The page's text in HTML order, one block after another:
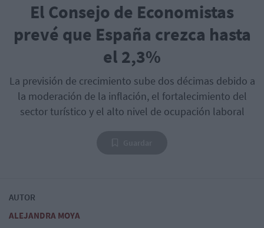
El Consejo de Economistas
prevé que España crezca hasta
el 2,3%
La previsión de crecimiento sube dos décimas debido a
la moderación de la inflación, el fortalecimiento del
sector turístico y el alto nivel de ocupación laboral
AUTOR
ALEJANDRA MOYA